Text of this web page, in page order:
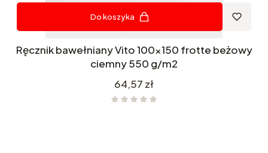
Do koszyka
Ręcznik bawełniany Vito 100x150 frotte beżowy
ciemny 550 g/m2
Cena
64,57 zł